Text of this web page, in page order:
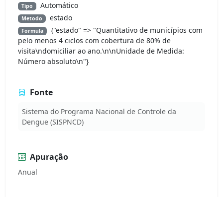
Tipo Automático
Metodo estado
Formula
{"estado" => "Quantitativo de municípios com
pelo menos 4 ciclos com cobertura de 80% de
visita\ndomiciliar ao ano.\n\nUnidade de Medida:
Número absoluto\n"}
Fonte
Sistema do Programa Nacional de Controle da
Dengue (SISPNCD)
Apuração
Anual